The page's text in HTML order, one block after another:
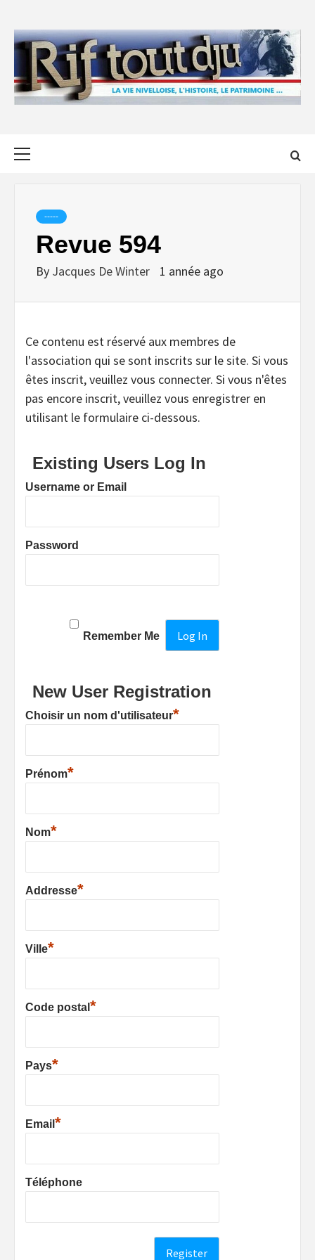
content
-----
Revue 594
By Jacques De Winter 1 année ago
Ce contenu est réservé aux membres de
l'association qui se sont inscrits sur le site. Si vous
êtes inscrit, veuillez vous connecter. Si vous n'êtes
pas encore inscrit, veuillez vous enregistrer en
utilisant le formulaire ci-dessous.
Existing Users Log In
Username or Email
Password
Remember Me
New User Registration
Choisir un nom d'utilisateur*
Prénom*
Nom*
Addresse*
Ville*
Code postal *
Pays*
Email *
Téléphone